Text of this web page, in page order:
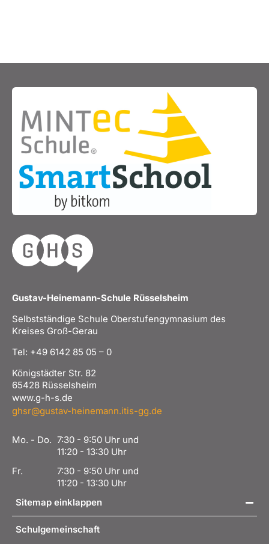
Gustav-Heinemann-Schule Rüsselsheim
Selbstständige Schule Oberstufengymnasium des
Kreises Groß-Gerau
Tel: +49 6142 85 05 – 0
Königstädter Str. 82
65428 Rüsselsheim
www.g-h-s.de
ghsr@gustav-heinemann.itis-gg.de
Mo. - Do. 7:30 - 9:50 Uhr und
11:20 - 13:30 Uhr
Fr.
7:30 - 9:50 Uhr und
11:20 - 13:30 Uhr
Sitemap einklappen
Schulgemeinschaft